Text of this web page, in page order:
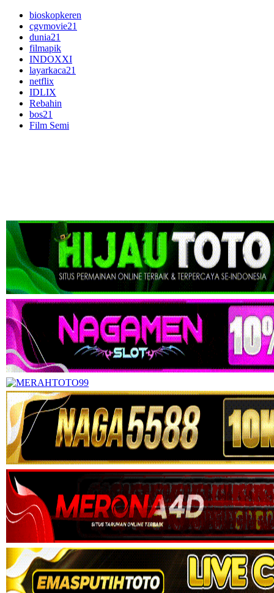
bioskopkeren
cgvmovie21
dunia21
filmapik
INDOXXI
layarkaca21
netflix
IDLIX
Rebahin
bos21
Film Semi